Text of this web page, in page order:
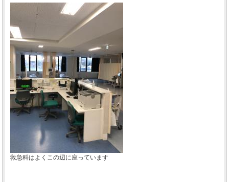
救急科はよくこの辺に座っています